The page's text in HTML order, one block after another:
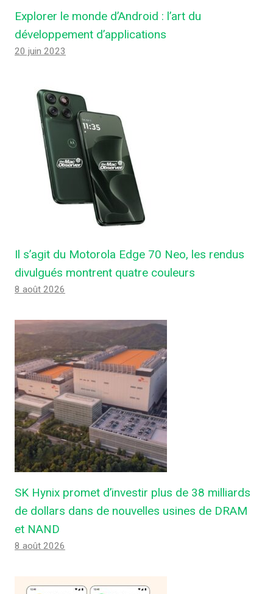
Explorer le monde d’Android : l’art du
développement d’applications
20 juin 2023
Il s’agit du Motorola Edge 70 Neo, les rendus
divulgués montrent quatre couleurs
8 août 2026
SK Hynix promet d’investir plus de 38 milliards
de dollars dans de nouvelles usines de DRAM
et NAND
8 août 2026